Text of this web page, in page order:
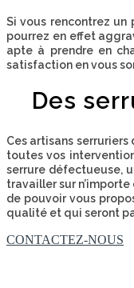
Si vous rencontrez un
pourrez en effet
apte à prendre en
satisfaction en vous
Des
Ces artisans serruriers
toutes vos
serrure défectueuse,
travailler sur
de pouvoir vous
qualité et qui seront
CONTACTEZ-NOUS